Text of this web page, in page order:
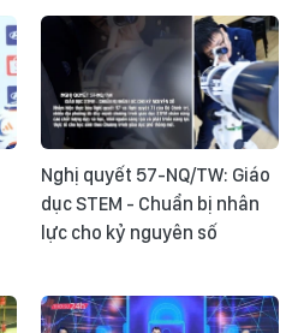
Nghị quyết 57-NQ/TW: Giáo
dục STEM - Chuẩn bị nhân
lực cho kỷ nguyên số